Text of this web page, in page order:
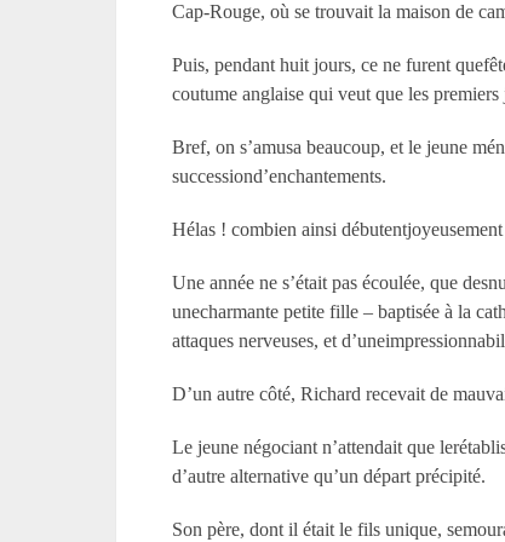
Cap-Rouge, où se trouvait la maison de
Puis, pendant huit jours, ce ne furent
coutume anglaise qui veut que les
Bref, on s’amusa beaucoup, et le jeune
successiond’enchantements.
Hélas ! combien ainsi
Une année ne s’était pas écoulée, que
unecharmante petite fille – baptisée à la
attaques nerveuses, et
D’un autre côté, Richard recevait de
Le jeune négociant n’attendait que
d’autre alternative qu’un départ précipité.
Son père, dont il était le fils unique,